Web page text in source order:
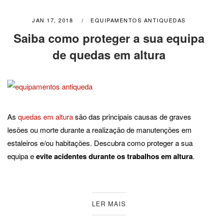
JAN 17, 2018 EQUIPAMENTOS ANTIQUEDAS
Saiba como proteger a sua equipa
de quedas em altura
As quedas em alturasão das principais causas de graves
lesões ou morte durante a realização de manutenções em
estaleiros e/ou habitações. Descubra como proteger a sua
equipa eevite acidentes durante os trabalhos em altura.
LER MAIS